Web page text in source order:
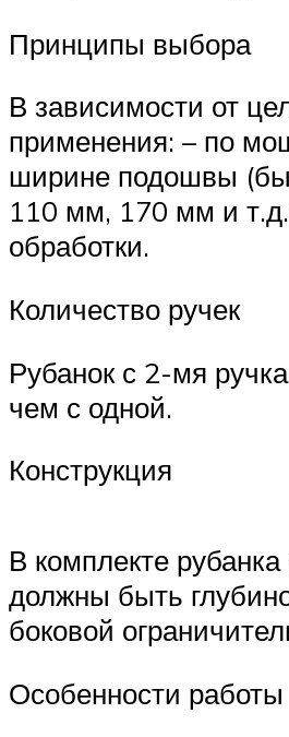
Принципы выбора
В зависимости от
применения: – по
ширине подошвы
110 мм, 170 мм и
обработки.
Количество ручек
Рубанок с 2-мя
чем с одной.
Конструкция
В комплекте
должны быть
боковой
Особенности работы